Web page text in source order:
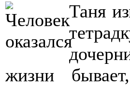
Таня
жизни